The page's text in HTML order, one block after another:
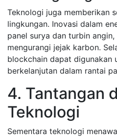
Teknologi juga memberikan
lingkungan. Inovasi dalam
panel surya dan turbin
mengurangi jejak karbon.
blockchain dapat digunakan
berkelanjutan dalam rantai
4. Tantangan
Teknologi
Sementara teknologi